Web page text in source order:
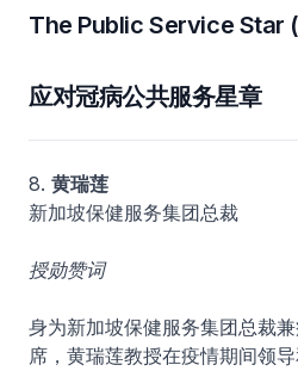
The Public Service Star
应对冠病公共服务星章
8. 黄瑞莲
新加坡保健服务集团总裁
授勋赞词
身为新加坡保健服务集团总裁
席，黄瑞莲教授在疫情期间领